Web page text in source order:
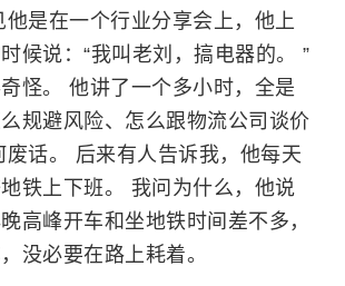
他是在一个行业分享会上，他上
候说：“我叫老刘，搞电器的。 ”
怪。 他讲了一个多小时，全是
规避风险、怎么跟物流公司谈价
废话。 后来有人告诉我，他每天
铁上下班。 我问为什么，他说
高峰开车和坐地铁时间差不多，
没必要在路上耗着。